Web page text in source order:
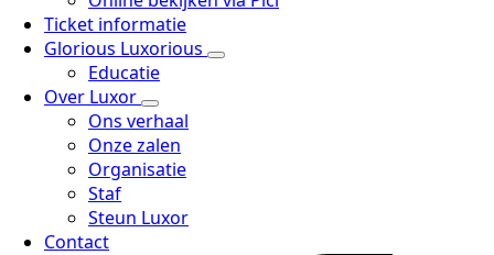
Ticket informatie
Glorious Luxorious
Educatie
Over Luxor
Ons verhaal
Onze zalen
Organisatie
Staf
Steun Luxor
Contact